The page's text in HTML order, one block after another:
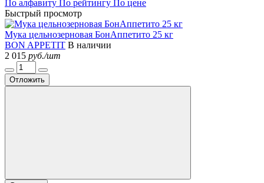
По алфавиту По рейтингу По цене
Быстрый просмотр
Мука цельнозерновая БонАппетито 25 кг
BON APPETIT В наличии
2 015 руб./шт
Отложить